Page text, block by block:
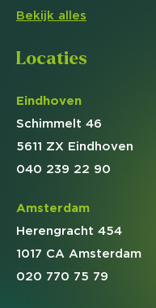
Bekijk alles
Locaties
Eindhoven
Schimmelt 46
5611 ZX Eindhoven
040 239 22 90
Amsterdam
Herengracht 454
1017 CA Amsterdam
020 770 75 79